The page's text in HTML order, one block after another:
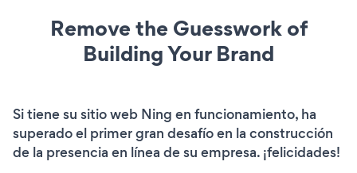
Remove the Guesswork of
Building Your Brand
Si tiene su sitio web Ning en funcionamiento, ha
superado el primer gran desafío en la construcción
de la presencia en línea de su empresa. ¡felicidades!